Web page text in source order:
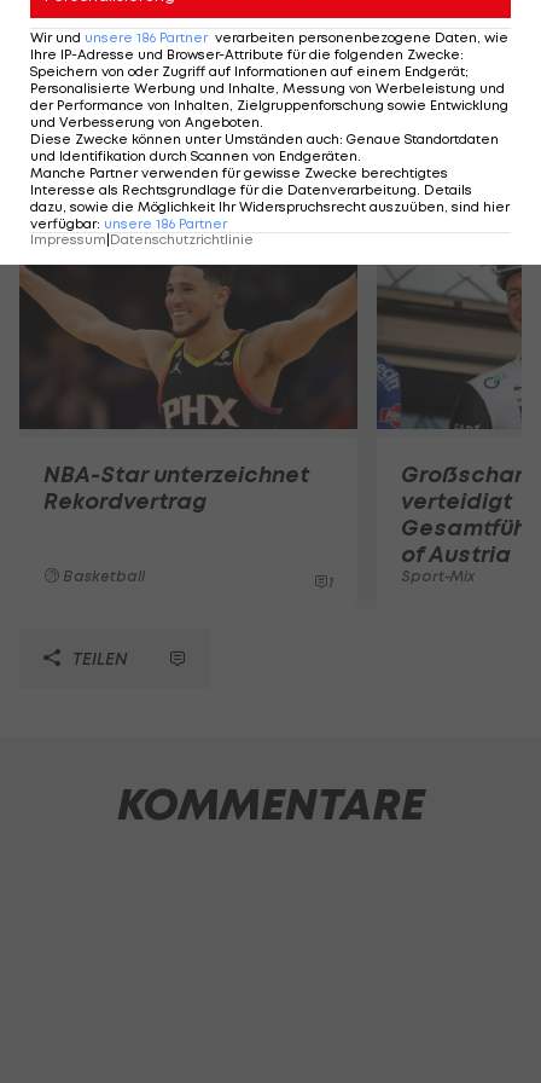
Wacker Tirol I #Zwarakonferenz History
Zwarakonferenz
Christopher Knett
Stammtisch
Mehr zum Thema
NBA-Star unterzeichnet
Rekordvertrag
Basketball 1
verteidigt
of Austria
Sport-Mix
TEILEN
KOMMENTARE
Wir und unsere 186 Partner verarbeiten personenbezogene Daten, wie
Ihre IP-Adresse und Browser-Attribute für die folgenden Zwecke:
Speichern von oder Zugriff auf Informationen auf einem Endgerät;
Personalisierte Werbung und Inhalte, Messung von Werbeleistung und
der Performance von Inhalten, Zielgruppenforschung sowie Entwicklung
und Verbesserung von Angeboten.
Diese Zwecke können unter Umständen auch: Genaue Standortdaten
und Identifikation durch Scannen von Endgeräten.
Manche Partner verwenden für gewisse Zwecke berechtigtes
Interesse als Rechtsgrundlage für die Datenverarbeitung. Details
dazu, sowie die Möglichkeit Ihr Widerspruchsrecht auszuüben, sind hier
verfügbar: unsere 186 Partner
Impressum Datenschutzrichtlinie